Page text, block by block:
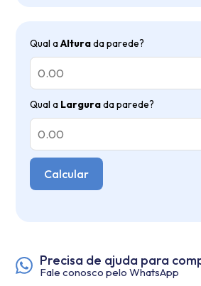
Qual aAlturada parede?
Qual a Largurada parede?
Calcular
Precisa de ajuda para
Fale conosco pelo WhatsApp